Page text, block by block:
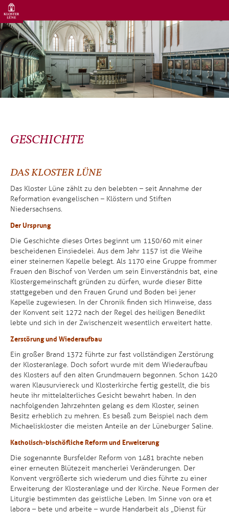
GESCHICHTE
DAS KLOSTER LÜNE
Das Kloster Lüne zählt zu den belebten – seit Annahme der
Reformation evangelischen – Klöstern und Stiften
Niedersachsens.
Der Ursprung
Die Geschichte dieses Ortes beginnt um 1150/60 mit einer
bescheidenen Einsiedelei. Aus dem Jahr 1157 ist die Weihe
einer steinernen Kapelle belegt. Als 1170 eine Gruppe frommer
Frauen den Bischof von Verden um sein Einverständnis bat, eine
Klostergemeinschaft gründen zu dürfen, wurde dieser Bitte
stattgegeben und den Frauen Grund und Boden bei jener
Kapelle zugewiesen. In der Chronik finden sich Hinweise, dass
der Konvent seit 1272 nach der Regel des heiligen Benedikt
lebte und sich in der Zwischenzeit wesentlich erweitert hatte.
Zerstörung und Wiederaufbau
Ein großer Brand 1372 führte zur fast vollständigen Zerstörung
der Klosteranlage. Doch sofort wurde mit dem Wiederaufbau
des Klosters auf den alten Grundmauern begonnen. Schon 1420
waren Klausurviereck und Klosterkirche fertig gestellt, die bis
heute ihr mittelalterliches Gesicht bewahrt haben. In den
nachfolgenden Jahrzehnten gelang es dem Kloster, seinen
Besitz erheblich zu mehren. Es besaß zum Beispiel nach dem
Michaeliskloster die meisten Anteile an der Lüneburger Saline.
Katholisch-bischöfliche Reform und Erweiterung
Die sogenannte Bursfelder Reform von 1481 brachte neben
einer erneuten Blütezeit mancherlei Veränderungen. Der
Konvent vergrößerte sich wiederum und dies führte zu einer
Erweiterung der Klosteranlage und der Kirche. Neue Formen der
Liturgie bestimmten das geistliche Leben. Im Sinne von ora et
labora – bete und arbeite – wurde Handarbeit als „Dienst für